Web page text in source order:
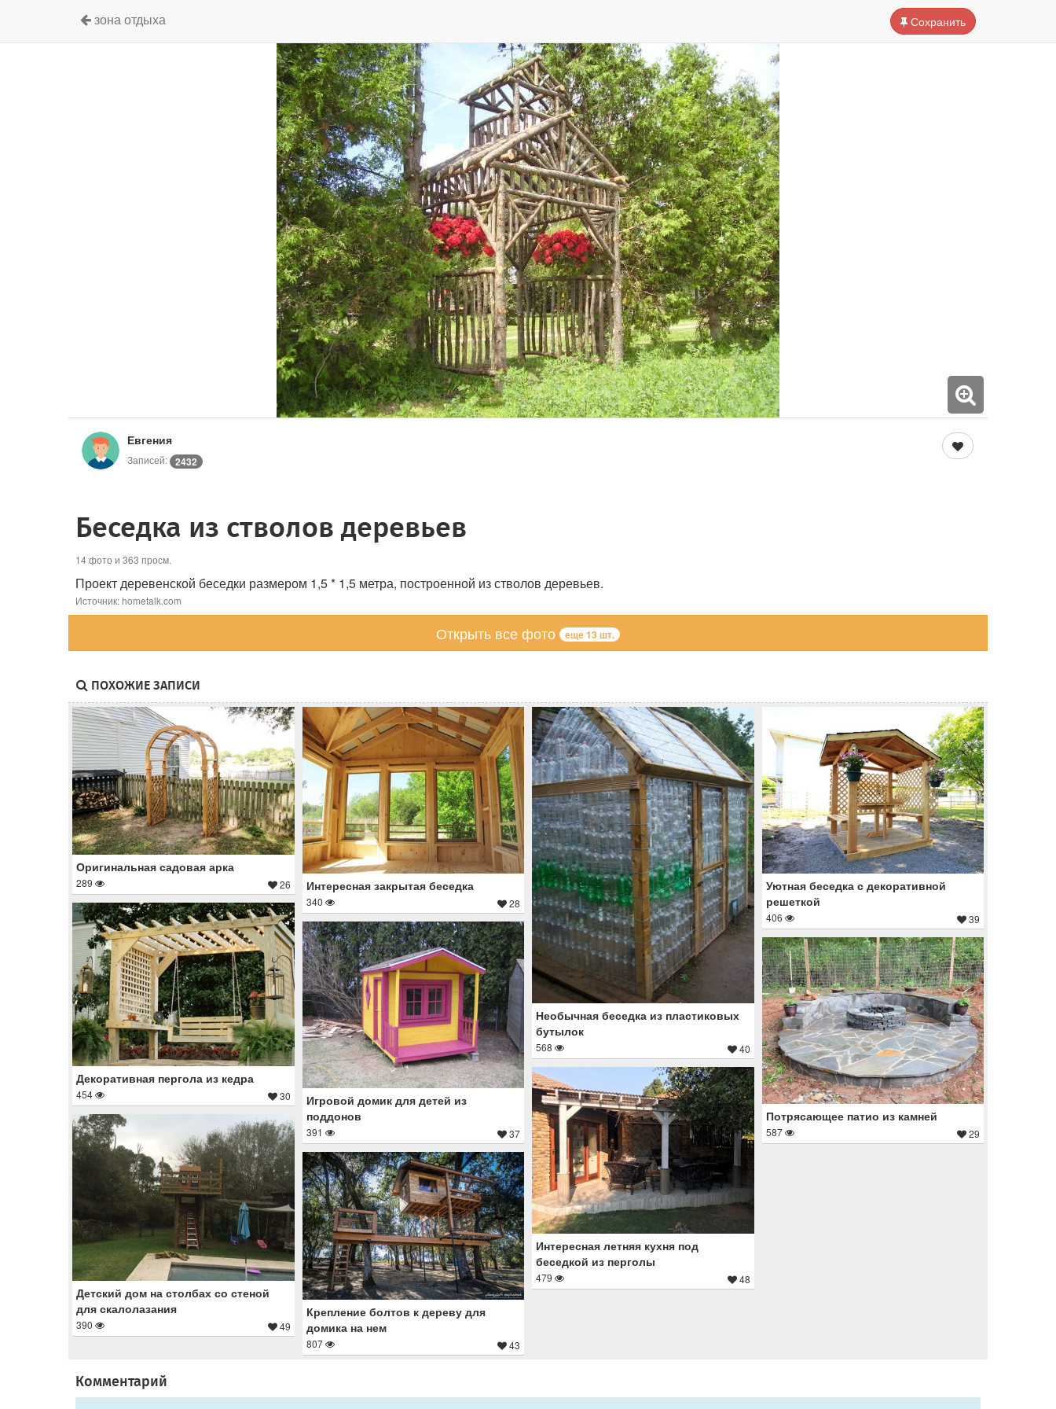
Сохранить
зона отдыха
Евгения
Записей: 2432
Беседка из стволов деревьев
14 фото и 363 просм.
Проект деревенской беседки размером 1,5 * 1,5 метра, построенной из стволов деревьев.
Источник: hometalk.com
Открыть все фото еще 13 шт.
ПОХОЖИЕ ЗАПИСИ
Оригинальная садовая арка
289 26 Интересная закрытая беседка
340 28
Необычная беседка из пластиковых
бутылок
568 40
Уютная беседка с декоративной
решеткой
406 39
Декоративная пергола из кедра
454 30
Игровой домик для детей из
поддонов
391 37
Потрясающее патио из камней
587 29
Интересная летняя кухня под
беседкой из перголы
479 48
Детский дом на столбах со стеной
для скалолазания
390 49
Крепление болтов к дереву для
домика на нем
807 43
Комментарий